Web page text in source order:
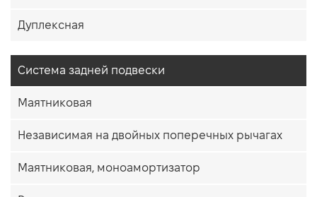
Дуплексная
Система задней подвески
Маятниковая
Независимая на двойных поперечных рычагах
Маятниковая, моноамортизатор